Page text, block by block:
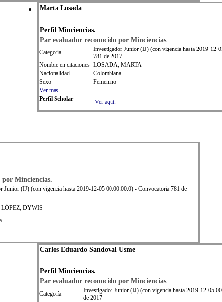
Marta Losada
Perfil Minciencias.
Par evaluador reconocido por Minciencias.
Categoría
Investigador Junior (IJ) (con vigencia hasta 2019-12-
781 de 2017
Nombre en citaciones LOSADA, MARTA
Nacionalidad
Colombiana
Sexo
Femenino
Ver mas.
Perfil Scholar
Ver aquí.
por Minciencias.
Junior (IJ) (con vigencia hasta 2019-12-05 00:00:00.0) - Convocatoria 781 de
DYWIS
Carlos Eduardo Sandoval Usme
Perfil Minciencias.
Par evaluador reconocido por Minciencias.
Categoría
Investigador Junior (IJ) (con vigencia hasta 2019-12-05
de 2017